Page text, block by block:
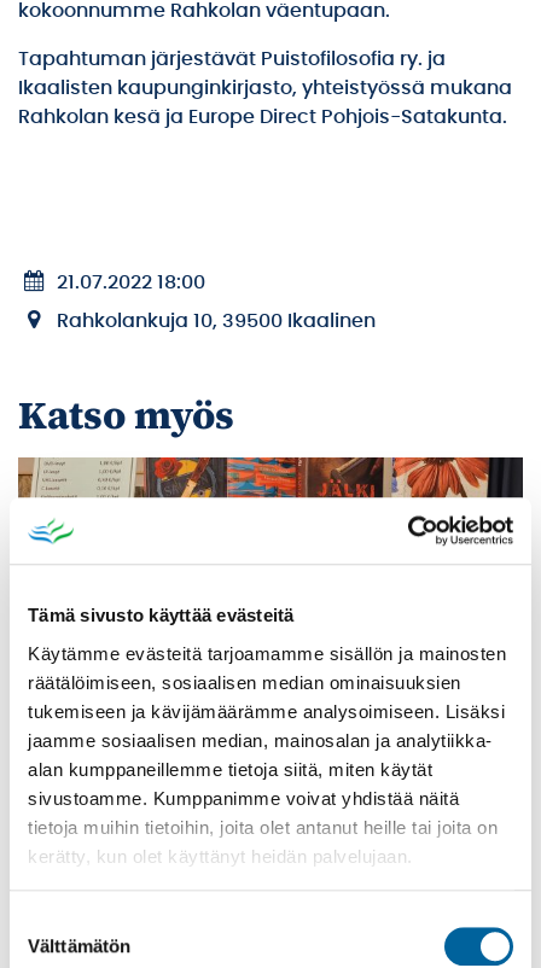
Tämä sivusto käyttää evästeitä
Käytämme evästeitä tarjoamamme sisällön ja mainosten
räätälöimiseen, sosiaalisen median ominaisuuksien
tukemiseen ja kävijämäärämme analysoimiseen. Lisäksi
jaamme sosiaalisen median, mainosalan ja analytiikka-
alan kumppaneillemme tietoja siitä, miten käytät
sivustoamme. Kumppanimme voivat yhdistää näitä
tietoja muihin tietoihin, joita olet antanut heille tai joita on
kerätty, kun olet käyttänyt heidän palvelujaan.
valinta
Välttämätön
kokoonnumme Rahkolan väentupaan.
Tapahtuman järjestävät Puistofilosofia ry. ja
Ikaalisten kaupunginkirjasto, yhteistyössä mukana
Rahkolan kesä ja Europe Direct Pohjois-Satakunta.
21.07.2022 18:00
Rahkolankuja 10, 39500 Ikaalinen
Katso myös
Poistomyynti kirjaston aukioloaikana
03.06.2026- 31.08.2026